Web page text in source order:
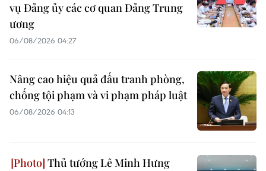
vụ Đảng ủy các cơ quan Đảng Trung
ương
06/08/2026 04:27
Nâng cao hiệu quả đấu tranh phòng,
chống tội phạm và vi phạm pháp luật
06/08/2026 04:13
Thủ tướng Lê Minh Hưng